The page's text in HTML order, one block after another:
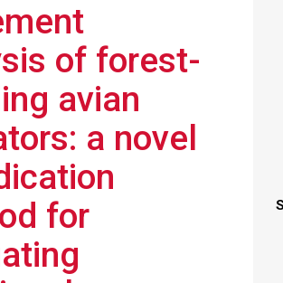
of forest-
avian
a novel
for